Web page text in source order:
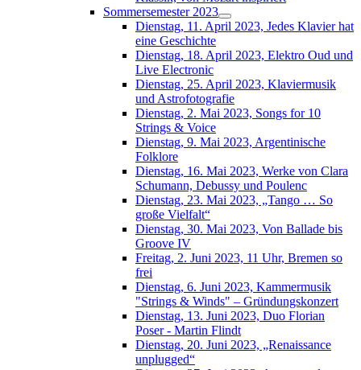
Sommersemester 2023
Dienstag, 11. April 2023, Jedes Klavier hat
eine Geschichte
Dienstag, 18. April 2023, Elektro Oud und
Live Electronic
Dienstag, 25. April 2023, Klaviermusik
und Astrofotografie
Dienstag, 2. Mai 2023, Songs for 10
Strings & Voice
Dienstag, 9. Mai 2023, Argentinische
Folklore
Dienstag, 16. Mai 2023, Werke von Clara
Schumann, Debussy und Poulenc
Dienstag, 23. Mai 2023, „Tango … So
große Vielfalt“
Dienstag, 30. Mai 2023, Von Ballade bis
Groove IV
Freitag, 2. Juni 2023, 11 Uhr, Bremen so
frei
Dienstag, 6. Juni 2023, Kammermusik
"Strings & Winds" – Gründungskonzert
Dienstag, 13. Juni 2023, Duo Florian
Poser - Martin Flindt
Dienstag, 20. Juni 2023, „Renaissance
unplugged“